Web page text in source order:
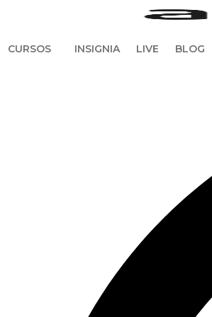
CURSOS INSIGNIA LIVE BLOG